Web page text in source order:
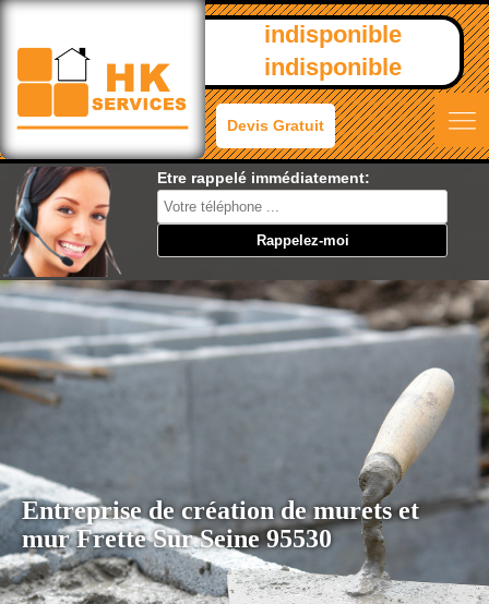
indisponible
indisponible
Devis Gratuit
Etre rappelé immédiatement:
Entreprise de création de murets et
mur Frette Sur Seine 95530